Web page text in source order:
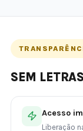
SEM
Acesso
Liberação